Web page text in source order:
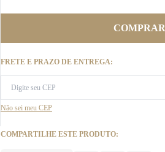
COMPRAR
FRETE E PRAZO DE ENTREGA:
Não sei meu CEP
COMPARTILHE ESTE PRODUTO: